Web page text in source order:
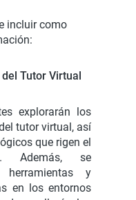
incluir como
del Tutor Virtual
explorarán los
tutor virtual, así
que rigen el
Además, se
y
en los entornos